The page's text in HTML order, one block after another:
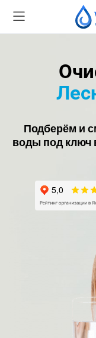
Подберём и
воды под ключ